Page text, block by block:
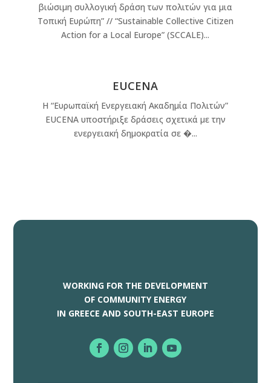
βιώσιμη συλλογική δράση των πολιτών για μια
Tοπική Ευρώπη” // “Sustainable Collective Citizen
Action for a Local Europe” (SCCALE)...
EUCENA
Η “Ευρωπαϊκή Ενεργειακή Ακαδημία Πολιτών”
EUCENA υποστήριξε δράσεις σχετικά με την
ενεργειακή δημοκρατία σε �...
WORKING FOR THE DEVELOPMENT
OF COMMUNITY ENERGY
IN GREECE AND SOUTH-EAST EUROPE